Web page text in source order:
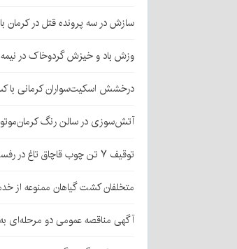
سازش در سه پرونده قتل در کرمان
وزش باد و خیزش گردوخاک در
درخشش اسکیت‌سواران کرمانی
آتش‌سوزی در سالن رنگ
توقیف ۷ تن چوب قاچاق تاغ در رفسنجان
متخلفان کشت گیاهان ممنوعه از
آگهی مناقصه عمومی دو مرحله‌ای به شماره ۰۵-۱۴۰۵